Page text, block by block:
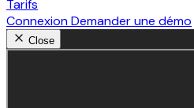
Tarifs
ConnexionDemander une démo
Close